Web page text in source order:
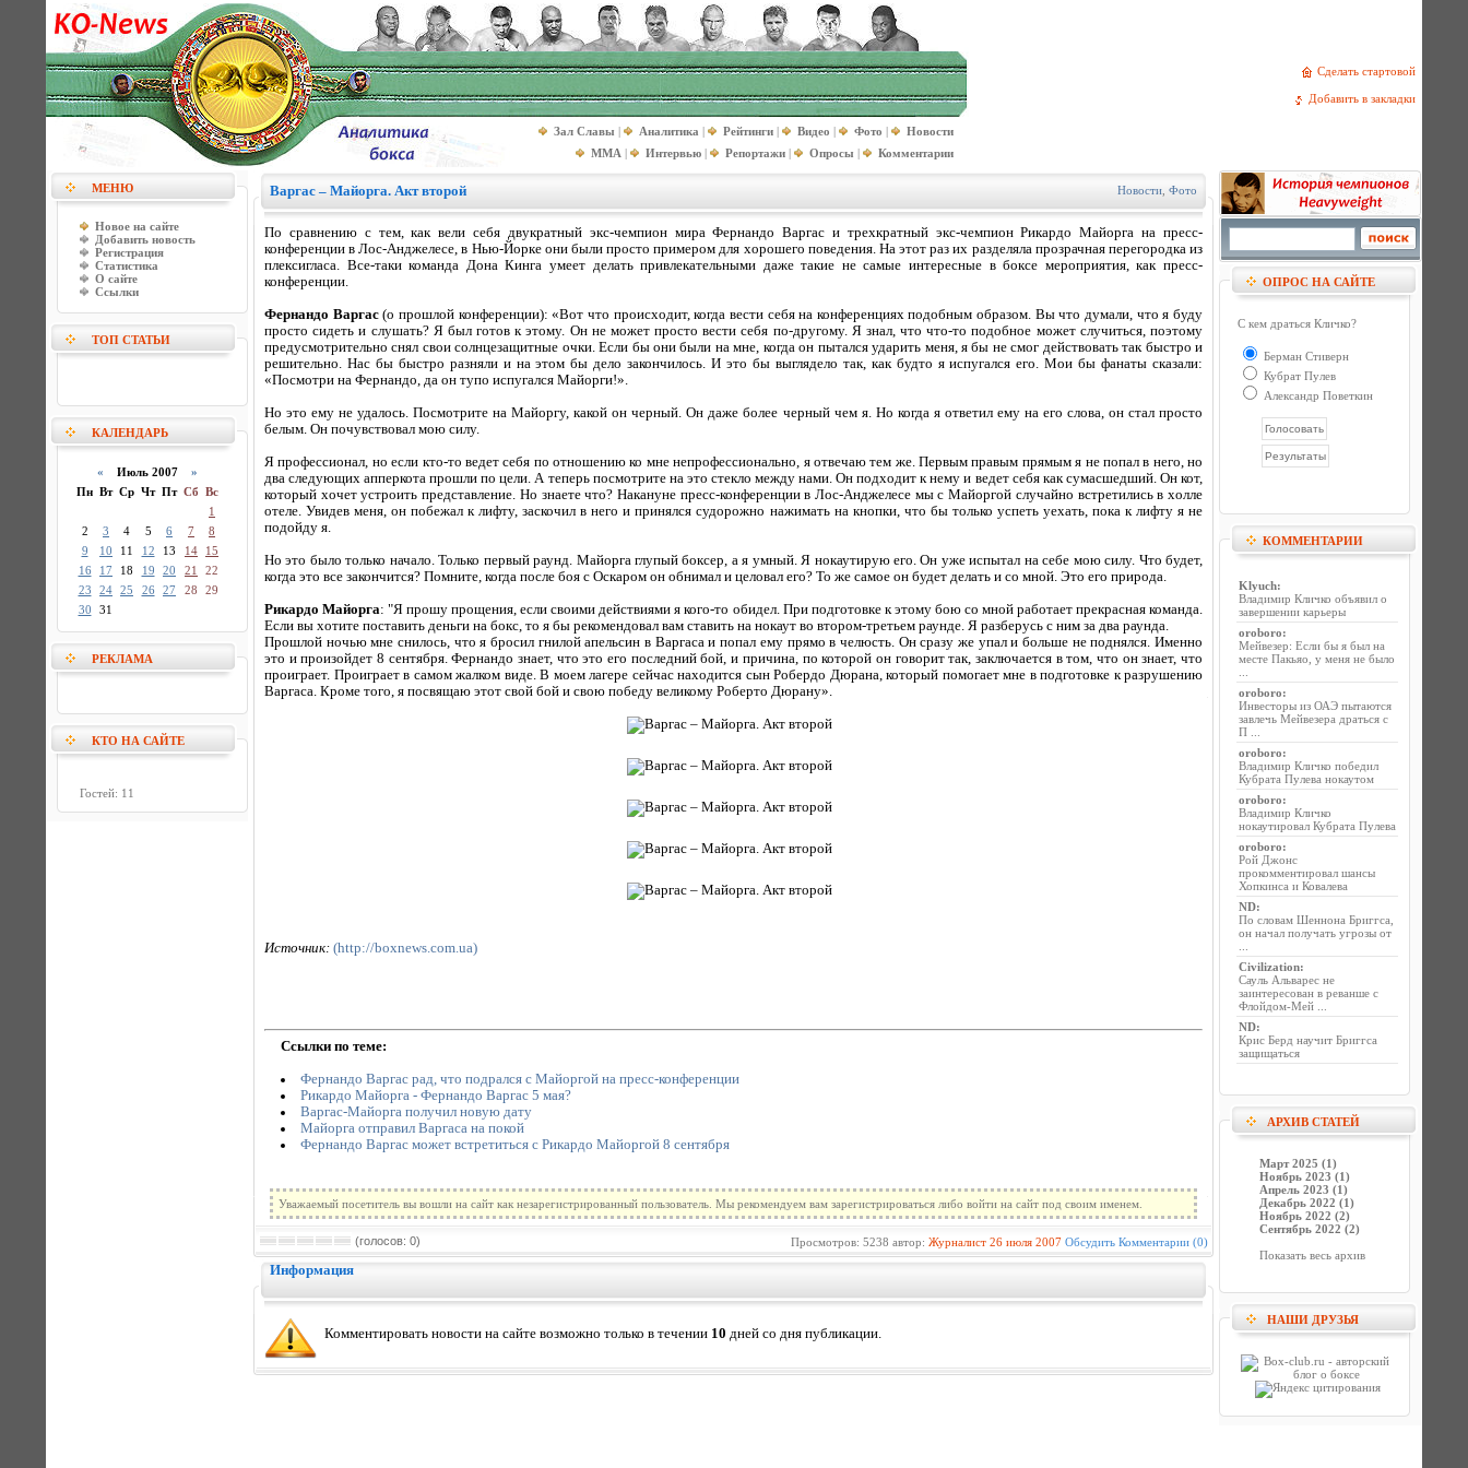
Сделать стартовой
Добавить в закладки
Зал Славы | Аналитика | Рейтинги | Видео | Фото |
Новости
MMA | Интервью | Репортажи | Опросы | Комментарии
МЕНЮ
Новое на сайте
Добавить новость
Регистрация
Статистика
О сайте
Ссылки
ТОП СТАТЬИ
КАЛЕНДАРЬ
« Июль 2007 »
Пн Вт Ср Чт Пт Сб Вс
1
2
3 4 5 6 7
8
9
10 11 12 13 14
15
16
17 18 19 20 21
22
23
24 25 26 27 28
29
30
31
РЕКЛАМА
КТО НА САЙТЕ
Гостей: 11
Варгас – Майорга. Акт второй Новости Фото
По сравнению с тем, как вели себя двукратный экс-чемпион мира Фернандо Варгас и трехкратный экс-чемпион Рикардо Майорга на пресс-
конференции в Лос-Анджелесе, в Нью-Йорке они были просто примером для хорошего поведения. На этот раз их разделяла прозрачная перегородка из
плексигласа. Все-таки команда Дона Кинга умеет делать привлекательными даже такие не самые интересные в боксе мероприятия, как пресс-
конференции.
Фернандо Варгас(о прошлой конференции): «Вот что происходит, когда вести себя на конференциях подобным образом. Вы что думали, что я буду
просто сидеть и слушать? Я был готов к этому. Он не может просто вести себя по-другому. Я знал, что что-то подобное может случиться, поэтому
предусмотрительно снял свои солнцезащитные очки. Если бы они были на мне, когда он пытался ударить меня, я бы не смог действовать так быстро и
решительно. Нас бы быстро разняли и на этом бы дело закончилось. И это бы выглядело так, как будто я испугался его. Мои бы фанаты сказали:
«Посмотри на Фернандо, да он тупо испугался Майорги!».
Но это ему не удалось. Посмотрите на Майоргу, какой он черный. Он даже более черный чем я. Но когда я ответил ему на его слова, он стал просто
белым. Он почувствовал мою силу.
Я профессионал, но если кто-то ведет себя по отношению ко мне непрофессионально, я отвечаю тем же. Первым правым прямым я не попал в него, но
два следующих апперкота прошли по цели. А теперь посмотрите на это стекло между нами. Он подходит к нему и ведет себя как сумасшедший. Он кот,
который хочет устроить представление. Но знаете что? Накануне пресс-конференции в Лос-Анджелесе мы с Майоргой случайно встретились в холле
отеле. Увидев меня, он побежал к лифту, заскочил в него и принялся судорожно нажимать на кнопки, что бы только успеть уехать, пока к лифту я не
подойду я.
Но это было только начало. Только первый раунд. Майорга глупый боксер, а я умный. Я нокаутирую его. Он уже испытал на себе мою силу. Что будет,
когда это все закончится? Помните, когда после боя с Оскаром он обнимал и целовал его? То же самое он будет делать и со мной. Это его природа.
Рикардо Майорга: "Я прошу прощения, если своими действиями я кого-то обидел. При подготовке к этому бою со мной работает прекрасная команда.
Если вы хотите поставить деньги на бокс, то я бы рекомендовал вам ставить на нокаут во втором-третьем раунде. Я разберусь с ним за два раунда.
Прошлой ночью мне снилось, что я бросил гнилой апельсин в Варгаса и попал ему прямо в челюсть. Он сразу же упал и больше не поднялся. Именно
это и произойдет 8 сентября. Фернандо знает, что это его последний бой, и причина, по которой он говорит так, заключается в том, что он знает, что
проиграет. Проиграет в самом жалком виде. В моем лагере сейчас находится сын Робердо Дюрана, который помогает мне в подготовке к разрушению
Варгаса. Кроме того, я посвящаю этот свой бой и свою победу великому Роберто Дюрану».
Источник: (http://boxnews.com.ua)
Ссылки по теме:
Фернандо Варгас рад, что подрался с Майоргой на пресс-конференции
Рикардо Майорга - Фернандо Варгас 5 мая?
Варгас-Майорга получил новую дату
Майорга отправил Варгаса на покой
Фернандо Варгас может встретиться с Рикардо Майоргой 8 сентября
Уважаемый посетитель вы вошли на сайт как незарегистрированный пользователь. Мы рекомендуем вам зарегистрироваться либо войти на сайт под своим именем.
(голосов: 0) Просмотров: 5238 автор: Журналист 26 июля 2007 Обсудить Комментарии (0)
Информация
Комментировать новости на сайте возможно только в течении 10 дней со дня публикации.
ОПРОС НА САЙТЕ
С кем драться Кличко?
Берман Стиверн
Кубрат Пулев
Александр Поветкин
КОММЕНТАРИИ
Klyuch:
Владимир Кличко объявил о
завершении карьеры
oroboro:
Мейвезер: Если бы я был на
месте Пакьяо, у меня не было
oroboro:
Инвесторы из ОАЭ пытаются
завлечь Мейвезера драться с
П ...
oroboro:
Владимир Кличко победил
Кубрата Пулева нокаутом
oroboro:
Владимир Кличко
нокаутировал Кубрата Пулева
oroboro:
Рой Джонс
прокомментировал шансы
Хопкинса и Ковалева
ND:
По словам Шеннона Бриггса,
он начал получать угрозы от
Civilization:
Сауль Альварес не
заинтересован в реванше с
Флойдом-Мей ...
ND:
Крис Берд научит Бриггса
защищаться
АРХИВ СТАТЕЙ
Март 2025 (1)
Ноябрь 2023 (1)
Апрель 2023 (1)
Декабрь 2022 (1)
Ноябрь 2022 (2)
Сентябрь 2022 (2)
Показать весь архив
НАШИ ДРУЗЬЯ